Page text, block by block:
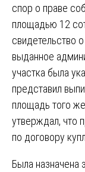
спор о праве
площадью 12
свидетельство
выданное
участка была
представил
площадь того
утверждал, что
по договору
Была назначена